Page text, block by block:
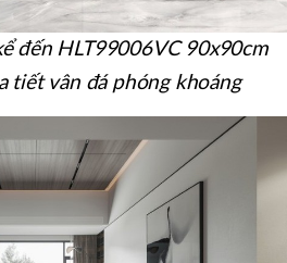
đến HLT99006VC 90x90cm
tiết vân đá phóng khoáng